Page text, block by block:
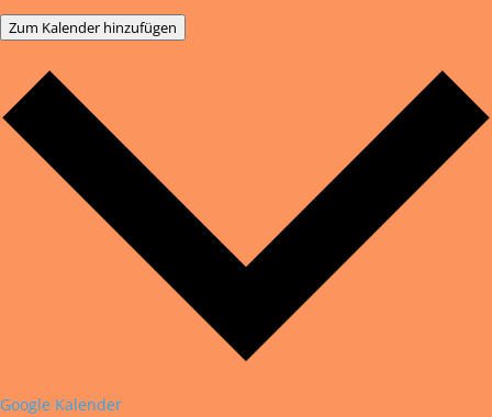
Zum Kalender hinzufügen
Google Kalender